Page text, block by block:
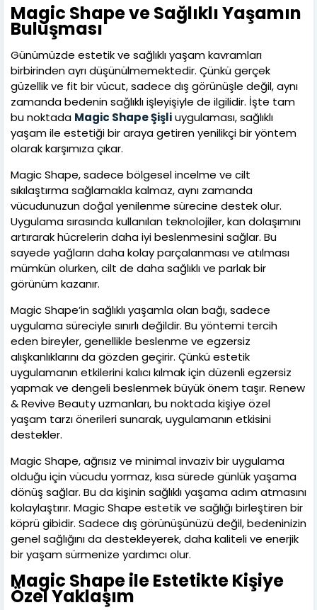
Magic Shape ve Sağlıklı Yaşamın
Buluşması
Günümüzde estetik ve sağlıklı yaşam kavramları
birbirinden ayrı düşünülmemektedir. Çünkü gerçek
güzellik ve fit bir vücut, sadece dış görünüşle değil, aynı
zamanda bedenin sağlıklı işleyişiyle de ilgilidir. İşte tam
bu noktada Magic Shape Şişliuygulaması, sağlıklı
yaşam ile estetiği bir araya getiren yenilikçi bir yöntem
olarak karşımıza çıkar.
Magic Shape, sadece bölgesel incelme ve cilt
sıkılaştırma sağlamakla kalmaz, aynı zamanda
vücudunuzun doğal yenilenme sürecine destek olur.
Uygulama sırasında kullanılan teknolojiler, kan dolaşımını
artırarak hücrelerin daha iyi beslenmesini sağlar. Bu
sayede yağların daha kolay parçalanması ve atılması
mümkün olurken, cilt de daha sağlıklı ve parlak bir
görünüm kazanır.
Magic Shape’in sağlıklı yaşamla olan bağı, sadece
uygulama süreciyle sınırlı değildir. Bu yöntemi tercih
eden bireyler, genellikle beslenme ve egzersiz
alışkanlıklarını da gözden geçirir. Çünkü estetik
uygulamanın etkilerini kalıcı kılmak için düzenli egzersiz
yapmak ve dengeli beslenmek büyük önem taşır. Renew
& Revive Beauty uzmanları, bu noktada kişiye özel
yaşam tarzı önerileri sunarak, uygulamanın etkisini
destekler.
Magic Shape, ağrısız ve minimal invaziv bir uygulama
olduğu için vücudu yormaz, kısa sürede günlük yaşama
dönüş sağlar. Bu da kişinin sağlıklı yaşama adım atmasını
kolaylaştırır. Magic Shape estetik ve sağlığı birleştiren bir
köprü gibidir. Sadece dış görünüşünüzü değil, bedeninizin
genel sağlığını da destekleyerek, daha kaliteli ve enerjik
bir yaşam sürmenize yardımcı olur.
Magic Shape ile Estetikte Kişiye
Özel Yaklaşım